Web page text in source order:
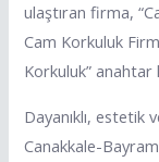
ulaştıran firma,
Cam Korkuluk
Korkuluk” anahtar
Dayanıklı, estetik
Canakkale-